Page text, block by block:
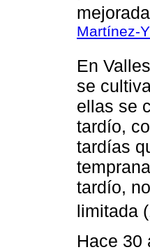
Martínez-
En
se
ellas se
tardío,
tardías
tardío,
limitada
Hace 30